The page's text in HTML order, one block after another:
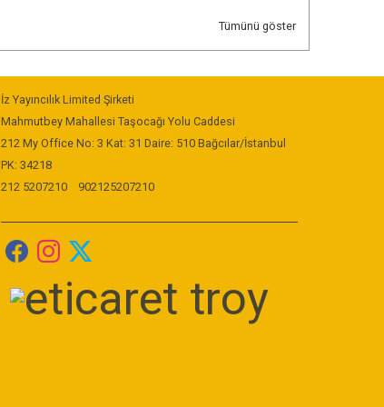
Tümünü göster
İz Yayıncılık Limited Şirketi
Mahmutbey Mahallesi Taşocağı Yolu Caddesi
212 My Office No: 3 Kat: 31 Daire: 510 Bağcılar/İstanbul
PK: 34218
212 5207210
902125207210